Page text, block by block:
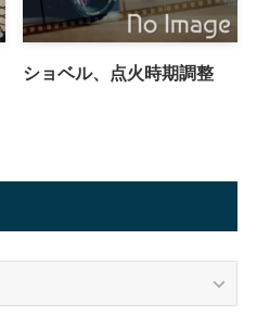
ショベル、点火時期調整